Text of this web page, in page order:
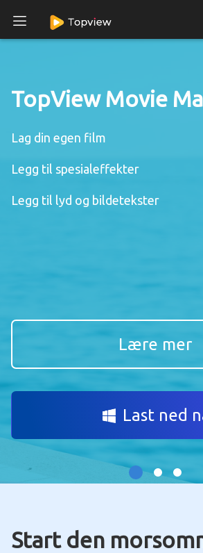
TopView Movie
Lag din egen film
Legg til spesialeffekter
Legg til lyd og bildetekster
Lære mer
Last ned
Start den